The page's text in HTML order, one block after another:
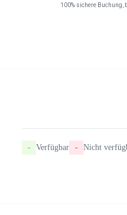
100% sichere Buchung,
- Verfügbar - Nicht